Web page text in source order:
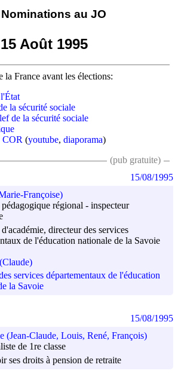
Nominations au JO
15 Août 1995
la France avant les élections:
la sécurité sociale
de la sécurité sociale
COR (youtube, diaporama)
(pub gratuite)
Françoise)
régional - inspecteur
directeur des services
de l'éducation nationale de la Savoie
services départementaux de l'éducation
la Savoie
15/08/1995
(Jean-Claude, Louis, René, François)
de 1re classe
ses droits à pension de retraite
15/08/1995